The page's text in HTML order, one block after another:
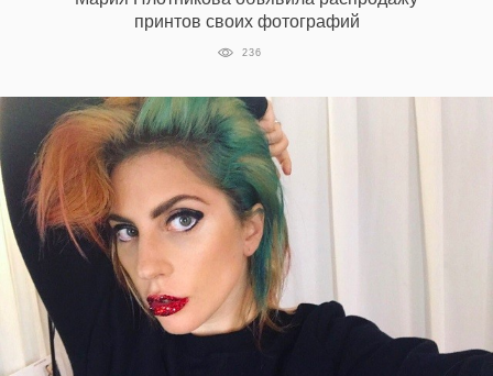
принтов своих фотографий
236